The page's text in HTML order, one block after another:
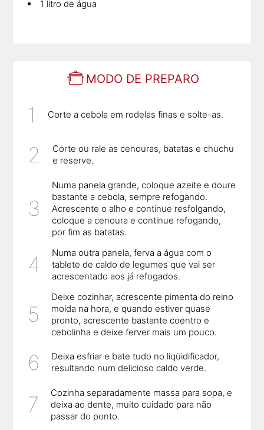
1 litro de água
MODO DE PREPARO
Corte a cebola em rodelas finas e solte-as.
Corte ou rale as cenouras, batatas e chuchu
e reserve.
Numa panela grande, coloque azeite e doure
bastante a cebola, sempre refogando.
Acrescente o alho e continue resfolgando,
coloque a cenoura e continue refogando,
por fim as batatas.
Numa outra panela, ferva a água com o
tablete de caldo de legumes que vai ser
acrescentado aos já refogados.
Deixe cozinhar, acrescente pimenta do reino
moída na hora, e quando estiver quase
pronto, acrescente bastante coentro e
cebolinha e deixe ferver mais um pouco.
Deixa esfriar e bate tudo no liqüidificador,
resultando num delicioso caldo verde.
Cozinha separadamente massa para sopa, e
deixa ao dente, muito cuidado para não
passar do ponto.